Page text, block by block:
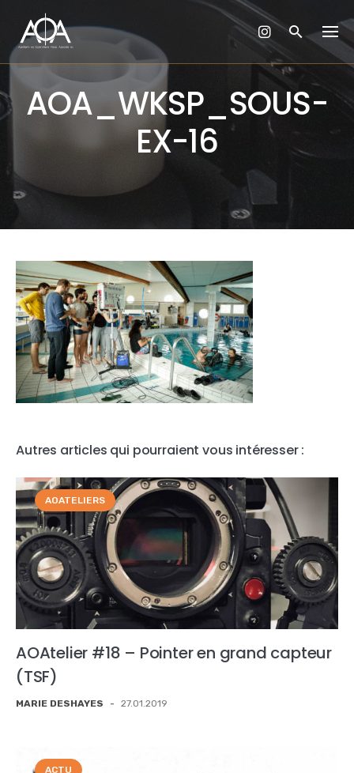
content
AOA_WKSP_SOUS-
EX-16
Autres articles qui pourraient vous intéresser :
AOATELIERS
AOAtelier #18 – Pointer en grand capteur
(TSF)
MARIE DESHAYES - 27.01.2019
ACTU